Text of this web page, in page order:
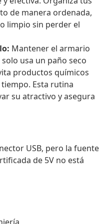
de manera ordenada,
limpio sin perder el
Mantener el armario
usa un paño seco
productos químicos
Esta rutina
su atractivo y asegura
USB, pero la fuente
de 5V no está